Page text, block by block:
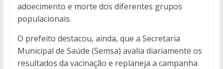
adoecimento e morte dos diferentes grupos
populacionais.
O prefeito destacou, ainda, que a Secretaria
Municipal de Saúde (Semsa) avalia diariamente os
resultados da vacinação e replaneja a campanha